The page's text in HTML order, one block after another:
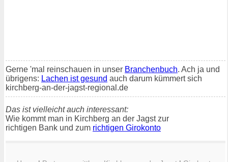
Gerne 'mal reinschauen in unser Branchenbuch. Ach ja und
übrigens: Lachen ist gesund auch darum kümmert sich
kirchberg-an-der-jagst-regional.de
Das ist vielleicht auch interessant:
Wie kommt man in Kirchberg an der Jagst zur
richtigen Bank und zum richtigen Girokonto